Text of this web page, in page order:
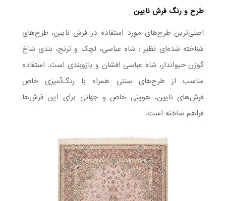
طرح و رنگ فرش نایین
اصلی‌ترین طرح‌های مورد استفاده در فرش نایین، طرح‌های
شناخته‌ شده‌ای نظیر : شاه عباسی، لچک و ترنج، بندی شاخ
گوزن حیواندار، شاه عباسی افشان و بازوبندی است. استفاده
مناسب از طرح‌های سنتی همراه با رنگ‌آمیزی خاص
فرش‌های نایین، هویتی خاص و جهانی برای این فرش‌ها
فراهم ساخته است.